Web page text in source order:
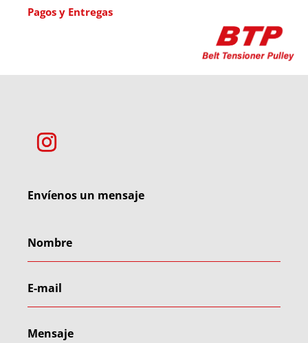
Pagos y Entregas
Envíenos un mensaje